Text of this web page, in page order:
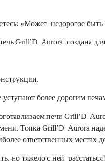
«Может недорогое
Grill’D Aurora создана
уступают более дорогим
печи Grill’D
Топка Grill’D Aurora
ответственных местах
но тяжело с ней расстаться!